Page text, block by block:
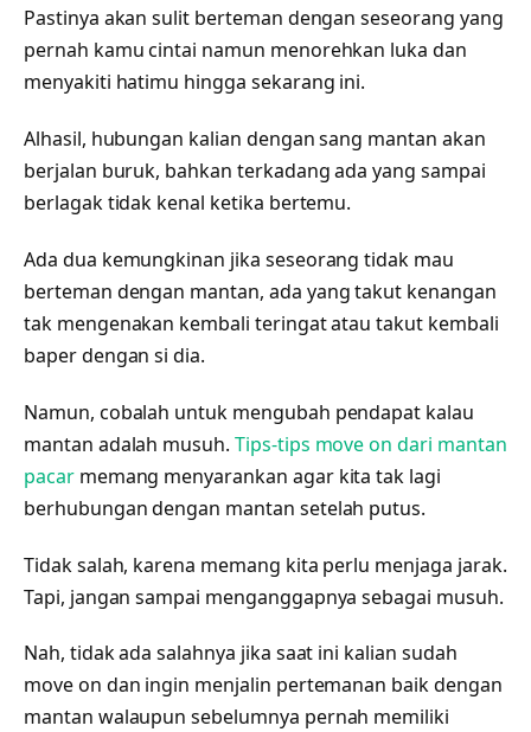
Pastinya akan sulit berteman dengan seseorang yang
pernah kamu cintai namun menorehkan luka dan
menyakiti hatimu hingga sekarang ini.
Alhasil, hubungan kalian dengan sang mantan akan
berjalan buruk, bahkan terkadang ada yang sampai
berlagak tidak kenal ketika bertemu.
Ada dua kemungkinan jika seseorang tidak mau
berteman dengan mantan, ada yang takut kenangan
tak mengenakan kembali teringat atau takut kembali
baper dengan si dia.
Namun, cobalah untuk mengubah pendapat kalau
mantan adalah musuh. Tips-tips move on dari mantan
pacarmemang menyarankan agar kita tak lagi
berhubungan dengan mantan setelah putus.
Tidak salah, karena memang kita perlu menjaga jarak.
Tapi, jangan sampai menganggapnya sebagai musuh.
Nah, tidak ada salahnya jika saat ini kalian sudah
move on dan ingin menjalin pertemanan baik dengan
mantan walaupun sebelumnya pernah memiliki